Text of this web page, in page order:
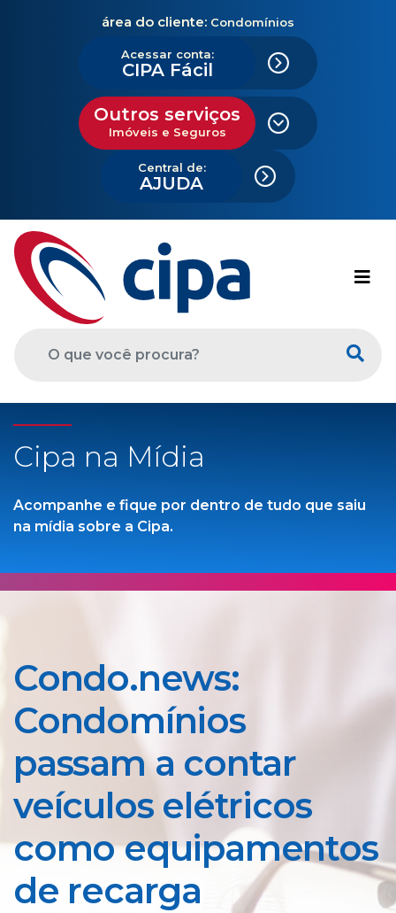
área do cliente: Condomínios
Acessar conta:
CIPA Fácil
Outros serviços
Imóveis e Seguros
Central de:
AJUDA
Cipa na Mídia
Acompanhe e fique por dentro de tudo que saiu
na mídia sobre a Cipa.
Condo.news:
Condomínios
passam a contar
veículos elétricos
como equipamentos
de recarga